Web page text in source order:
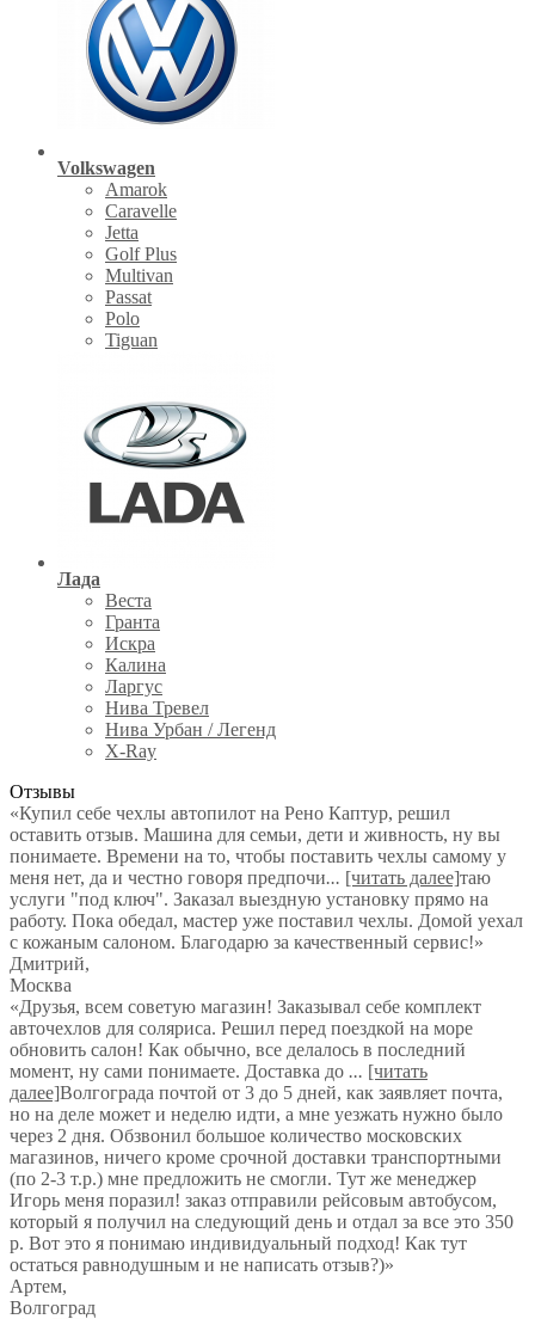
Volkswagen
Amarok
Caravelle
Jetta
Golf Plus
Multivan
Passat
Polo
Tiguan
Лада
Веста
Гранта
Искра
Калина
Ларгус
Нива Тревел
Нива Урбан / Легенд
X-Ray
Отзывы
«Купил себе чехлы автопилот на Рено Каптур, решил
оставить отзыв. Машина для семьи, дети и живность, ну вы
понимаете. Времени на то, чтобы поставить чехлы самому у
меня нет, да и честно говоря предпочи... [читать далее]таю
услуги "под ключ". Заказал выездную установку прямо на
работу. Пока обедал, мастер уже поставил чехлы. Домой уехал
с кожаным салоном. Благодарю за качественный сервис!»
Дмитрий,
Москва
«Друзья, всем советую магазин! Заказывал себе комплект
авточехлов для соляриса. Решил перед поездкой на море
обновить салон! Как обычно, все делалось в последний
момент, ну сами понимаете. Доставка до ... [читать
далее]Волгограда почтой от 3 до 5 дней, как заявляет почта,
но на деле может и неделю идти, а мне уезжать нужно было
через 2 дня. Обзвонил большое количество московских
магазинов, ничего кроме срочной доставки транспортными
(по 2-3 т.р.) мне предложить не смогли. Тут же менеджер
Игорь меня поразил! заказ отправили рейсовым автобусом,
который я получил на следующий день и отдал за все это 350
р. Вот это я понимаю индивидуальный подход! Как тут
остаться равнодушным и не написать отзыв?)»
Артем,
Волгоград